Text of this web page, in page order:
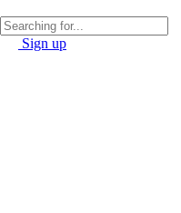
Sign up